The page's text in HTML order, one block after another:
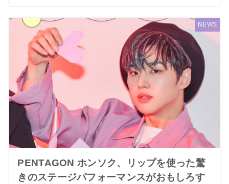
NEWS
PENTAGON ホンソク、リップを使った驚
きのステージパフォーマンスがおもしろす